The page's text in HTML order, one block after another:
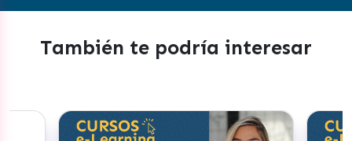
También te podría interesar